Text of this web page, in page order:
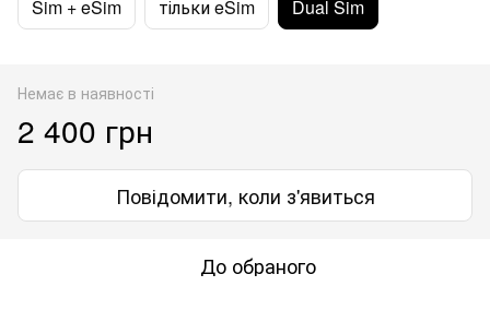
Sim + eSim тільки eSim Dual Sim
Немає в наявності
2 400 грн
Повідомити, коли з'явиться
До обраного